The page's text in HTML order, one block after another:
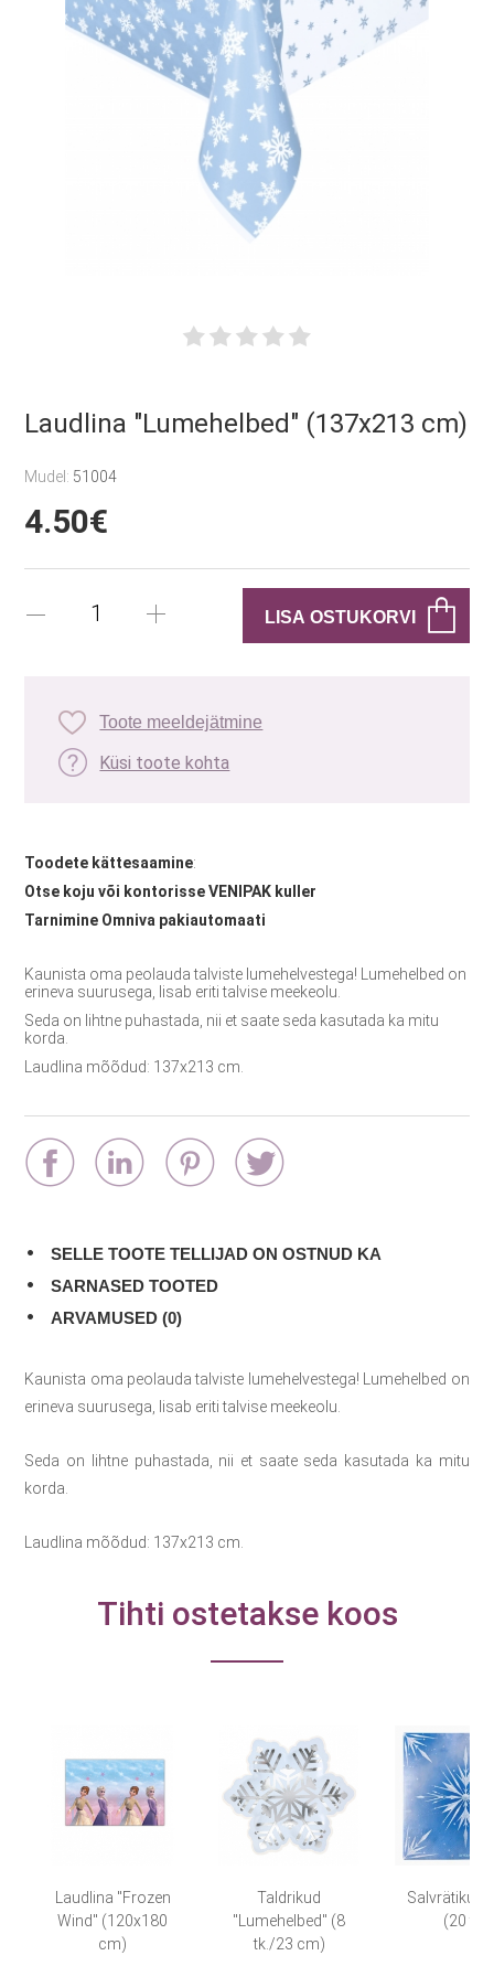
Laudlina "Lumehelbed" (137x213 cm)
Mudel: 51004
4.50€
Toote meeldejätmine
Küsi toote kohta
Toodete kättesaamine:
Otse koju või kontorisse VENIPAK kuller
Tarnimine Omniva pakiautomaati
Kaunista oma peolauda talviste lumehelvestega! Lumehelbed on
erineva suurusega, lisab eriti talvise meekeolu.
Seda on lihtne puhastada, nii et saate seda kasutada ka mitu
korda.
Laudlina mõõdud: 137x213 cm.
SELLE TOOTE TELLIJAD ON OSTNUD KA
SARNASED TOOTED
ARVAMUSED (0)
Kaunista oma peolauda talviste lumehelvestega! Lumehelbed on
erineva suurusega, lisab eriti talvise meekeolu.
Seda on lihtne puhastada, nii et saate seda kasutada ka mitu
korda.
Laudlina mõõdud: 137x213 cm.
Tihti ostetakse koos
Laudlina "Frozen
Wind" (120x180
cm)
Taldrikud
"Lumehelbed" (8
tk./23 cm)
Salvrätikud
(20 tk)